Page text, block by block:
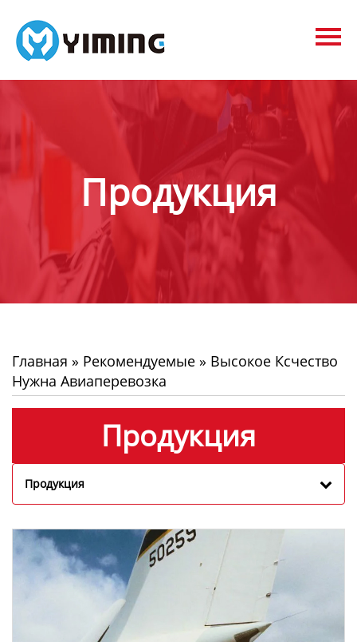
Tags
видео
О нас
Продукция
Главная » Рекомендуемые » Высокое Ксчество
Нужна Авиаперевозка
Продукция
Продукция